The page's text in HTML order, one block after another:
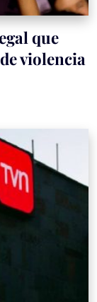
que
violencia